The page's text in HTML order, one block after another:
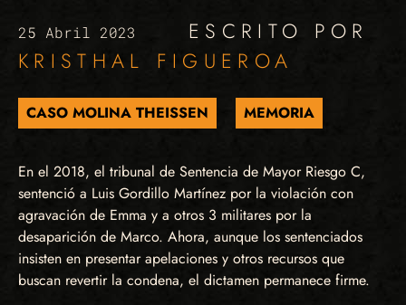
25 Abril 2023
ESCRITO POR
KRISTHAL FIGUEROA
CASO MOLINA THEISSEN MEMORIA
En el 2018, el tribunal de Sentencia de Mayor Riesgo C,
sentenció a Luis Gordillo Martínez por la violación con
agravación de Emma y a otros 3 militares por la
desaparición de Marco. Ahora, aunque los sentenciados
insisten en presentar apelaciones y otros recursos que
buscan revertir la condena, el dictamen permanece firme.